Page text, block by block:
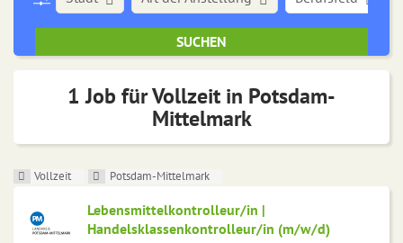
1 Job für Vollzeit in Potsdam-
Mittelmark
Vollzeit Potsdam-Mittelmark
Lebensmittelkontrolleur/in |
Handelsklassenkontrolleur/in (m/w/d)